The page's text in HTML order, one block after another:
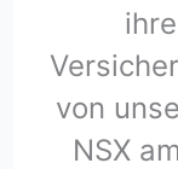
von
NSX